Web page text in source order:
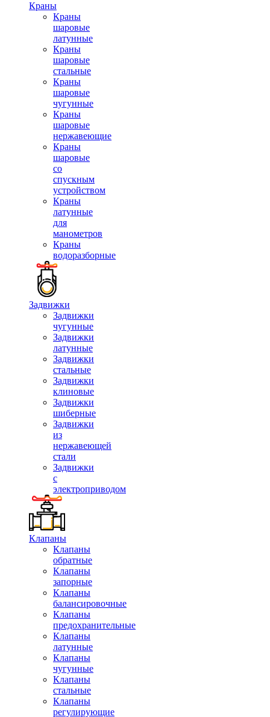
Краны
Краны
шаровые
латунные
Краны
шаровые
стальные
Краны
шаровые
чугунные
Краны
шаровые
нержавеющие
Краны
шаровые
со
спускным
устройством
Краны
латунные
для
манометров
Краны
водоразборные
Задвижки
Задвижки
чугунные
Задвижки
латунные
Задвижки
стальные
Задвижки
клиновые
Задвижки
шиберные
Задвижки
из
нержавеющей
стали
Задвижки
с
электроприводом
Клапаны
Клапаны
обратные
Клапаны
запорные
Клапаны
балансировочные
Клапаны
предохранительные
Клапаны
латунные
Клапаны
чугунные
Клапаны
стальные
Клапаны
регулирующие